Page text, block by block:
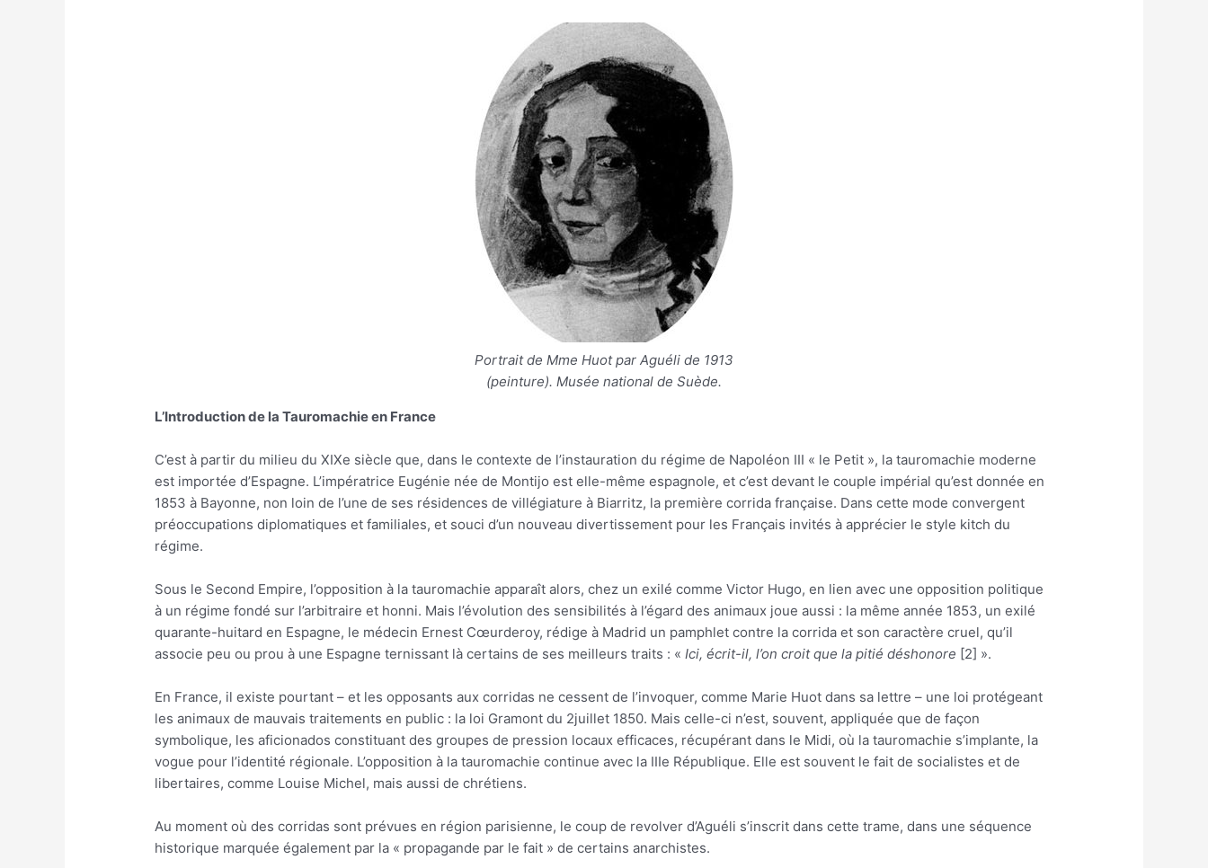
Portrait de Mme Huot par Aguéli de 1913
(peinture). Musée national de Suède.
L’Introduction de la Tauromachie en France
C’est à partir du milieu du XIXe siècle que, dans le contexte de l’instauration du régime de Napoléon III « le Petit », la tauromachie moderne
est importée d’Espagne. L’impératrice Eugénie née de Montijo est elle-même espagnole, et c’est devant le couple impérial qu’est donnée en
1853 à Bayonne, non loin de l’une de ses résidences de villégiature à Biarritz, la première corrida française. Dans cette mode convergent
préoccupations diplomatiques et familiales, et souci d’un nouveau divertissement pour les Français invités à apprécier le style kitch du
régime.
Sous le Second Empire, l’opposition à la tauromachie apparaît alors, chez un exilé comme Victor Hugo, en lien avec une opposition politique
à un régime fondé sur l’arbitraire et honni. Mais l’évolution des sensibilités à l’égard des animaux joue aussi : la même année 1853, un exilé
quarante-huitard en Espagne, le médecin Ernest Cœurderoy, rédige à Madrid un pamphlet contre la corrida et son caractère cruel, qu’il
associe peu ou prou à une Espagne ternissant là certains de ses meilleurs traits : «Ici, écrit-il, l’on croit que la pitié déshonore [2] ».
En France, il existe pourtant – et les opposants aux corridas ne cessent de l’invoquer, comme Marie Huot dans sa lettre – une loi protégeant
les animaux de mauvais traitements en public : la loi Gramont du 2juillet 1850. Mais celle-ci n’est, souvent, appliquée que de façon
symbolique, les aficionados constituant des groupes de pression locaux efficaces, récupérant dans le Midi, où la tauromachie s’implante, la
vogue pour l’identité régionale. L’opposition à la tauromachie continue avec la IIIe République. Elle est souvent le fait de socialistes et de
libertaires, comme Louise Michel, mais aussi de chrétiens.
Au moment où des corridas sont prévues en région parisienne, le coup de revolver d’Aguéli s’inscrit dans cette trame, dans une séquence
historique marquée également par la « propagande par le fait » de certains anarchistes.